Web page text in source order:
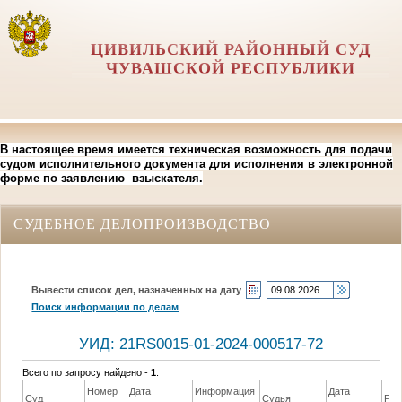
ЦИВИЛЬСКИЙ РАЙОННЫЙ СУД
ЧУВАШСКОЙ РЕСПУБЛИКИ
В настоящее время имеется техническая возможность для подачи
судом исполнительного документа для исполнения в электронной
форме по заявлению взыскателя.
СУДЕБНОЕ ДЕЛОПРОИЗВОДСТВО
Вывести список дел, назначенных на дату
Поиск информации по делам
УИД: 21RS0015-01-2024-000517-72
Всего по запросу найдено -1
Суд
Номер
Дата
Информация
Судья
Дата